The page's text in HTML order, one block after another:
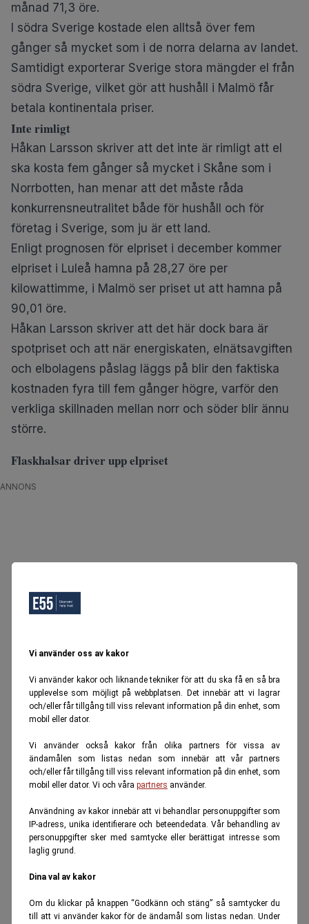
Vi använder oss av kakor
Vi använder kakor och liknande tekniker för att du ska få en så bra
upplevelse som möjligt på webbplatsen. Det innebär att vi lagrar
och/eller får tillgång till viss relevant information på din enhet, som
mobil eller dator.
Vi använder också kakor från olika partners för vissa av
ändamålen som listas nedan som innebär att vår partners
och/eller får tillgång till viss relevant information på din enhet, som
mobil eller dator. Vi och våra partners använder.
Användning av kakor innebär att vi behandlar personuppgifter som
IP-adress, unika identifierare och beteendedata. Vår behandling av
personuppgifter sker med samtycke eller berättigat intresse som
laglig grund.
Dina val av kakor
Om du klickar på knappen “Godkänn och stäng” så samtycker du
till att vi använder kakor för de ändamål som listas nedan. Under
månad 71,3 öre.
I södra Sverige kostade elen alltså över fem
gånger så mycket som i de norra delarna av landet.
Samtidigt exporterar Sverige stora mängder el från
södra Sverige, vilket gör att hushåll i Malmö får
betala kontinentala priser.
Inte rimligt
Håkan Larsson skriver att det inte är rimligt att el
ska kosta fem gånger så mycket i Skåne som i
Norrbotten, han menar att det måste råda
konkurrensneutralitet både för hushåll och för
företag i Sverige, som ju är ett land.
Enligt prognosen för elpriset i december kommer
elpriset i Luleå hamna på 28,27 öre per
kilowattimme, i Malmö ser priset ut att hamna på
90,01 öre.
Håkan Larsson skriver att det här dock bara är
spotpriset och att när energiskaten, elnätsavgiften
och elbolagens påslag läggs på blir den faktiska
kostnaden fyra till fem gånger högre, varför den
verkliga skillnaden mellan norr och söder blir ännu
större.
Flaskhalsar driver upp elpriset
ANNONS
Trots att flaskhalsarna inom landet, enligt Håkan
Larsson, i hög grad är det som driver upp priset i de
prioritera utbyggnad av nya exportkablar.
Han nämner den nya ledningen mellan Sverige och